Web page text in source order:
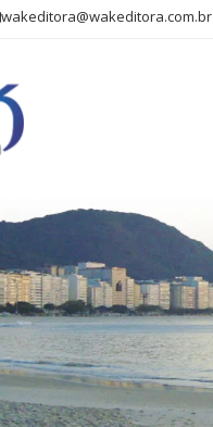
wakeditora@wakeditora.com.br